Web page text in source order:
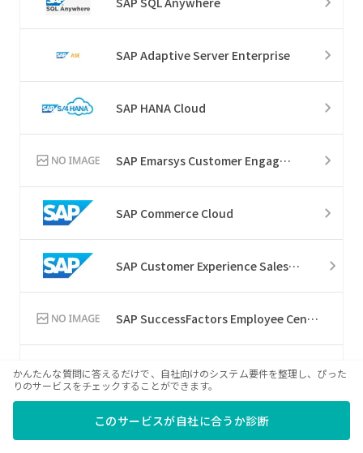
SAP Adaptive Server Enterprise
SAP HANA Cloud
SAP Emarsys Customer Engagement
SAP Commerce Cloud
SAP Customer Experience Sales Cloud
SAP SuccessFactors Employee Central Service Center
SAP Analytics Cloud
SAP Data Intelligence Cloud
かんたんな質問に答えるだけで、自社向けのシステム要件を整理し、ぴった
りのサービスをチェックすることができます。
このサービスが自社に合うか診断